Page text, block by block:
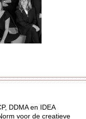
DDMA en IDEA
voor de creatieve